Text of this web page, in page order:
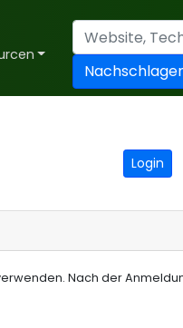
Login
Nach der